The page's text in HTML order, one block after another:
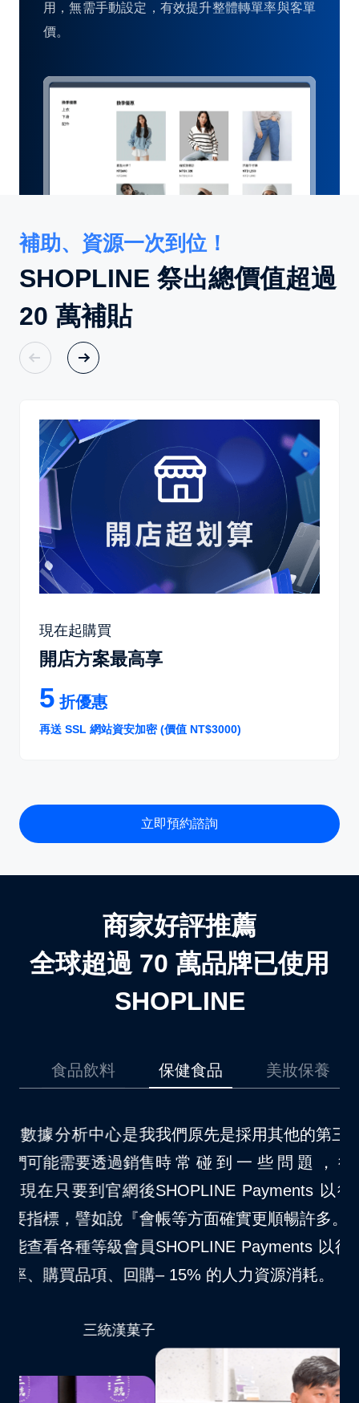
用，無需手動設定，有效提升整體轉單率與客單
價。
補助、資源一次到位！
SHOPLINE 祭出總價值超過
20 萬補貼
現在起購買
開店方案最高享
5 折優惠
再送 SSL 網站資安加密 (價值 NT$3000)
立即預約諮詢
商家好評推薦
全球超過 70 萬品牌已使用
SHOPLINE
食品飲料 保健食品 美妝保養
我們原先是採用其他的第三方金流，在使用上
時常碰到一些問題，後來因為開通了
SHOPLINE Payments 以後，對於消費者結
帳等方面確實更順暢許多。自從我們品牌導入
SHOPLINE Payments 以後，大約節省了 10
– 15% 的人力資源消耗。